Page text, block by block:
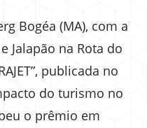
Bogéa (MA), com a
Jalapão na Rota do
publicada no
do turismo no
o prêmio em